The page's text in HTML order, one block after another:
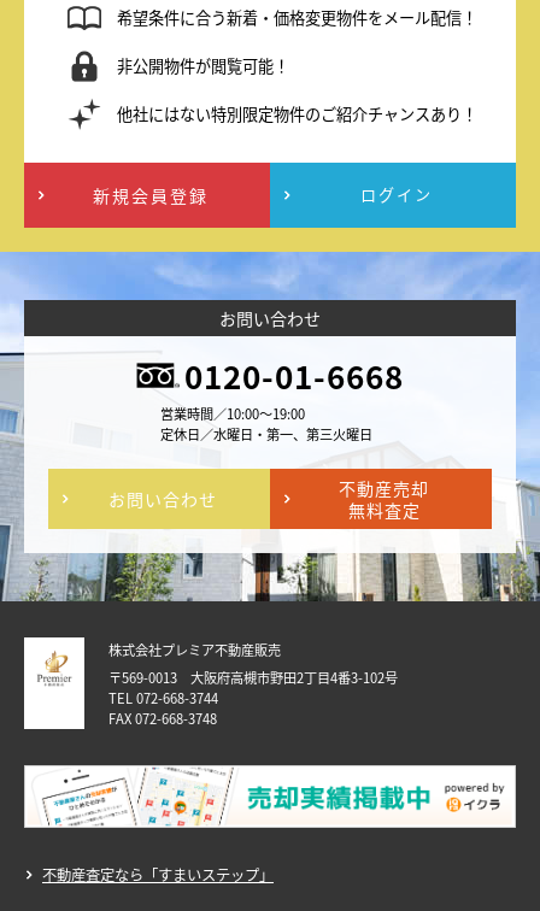
希望条件に合う新着・価格変更物件をメール配信！
非公開物件が閲覧可能！
他社にはない特別限定物件のご紹介チャンスあり！
新規会員登録 ログイン
お問い合わせ
0120-01-6668
営業時間／10:00～19:00
定休日／水曜日・第一、第三火曜日
お問い合わせ
不動産売却
無料査定
株式会社プレミア不動産販売
〒569-0013 大阪府高槻市野田2丁目4番3-102号
TEL 072-668-3744
FAX 072-668-3748
不動産査定なら「すまいステップ」